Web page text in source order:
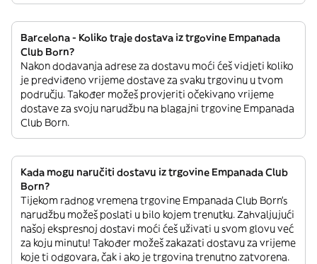
Barcelona - Koliko traje dostava iz trgovine Empanada
Club Born?
Nakon dodavanja adrese za dostavu moći ćeš vidjeti koliko
je predviđeno vrijeme dostave za svaku trgovinu u tvom
području. Također možeš provjeriti očekivano vrijeme
dostave za svoju narudžbu na blagajni trgovine Empanada
Club Born.
Kada mogu naručiti dostavu iz trgovine Empanada Club
Born?
Tijekom radnog vremena trgovine Empanada Club Born’s
narudžbu možeš poslati u bilo kojem trenutku. Zahvaljujući
našoj ekspresnoj dostavi moći ćeš uživati u svom glovu već
za koju minutu! Također možeš zakazati dostavu za vrijeme
koje ti odgovara, čak i ako je trgovina trenutno zatvorena.